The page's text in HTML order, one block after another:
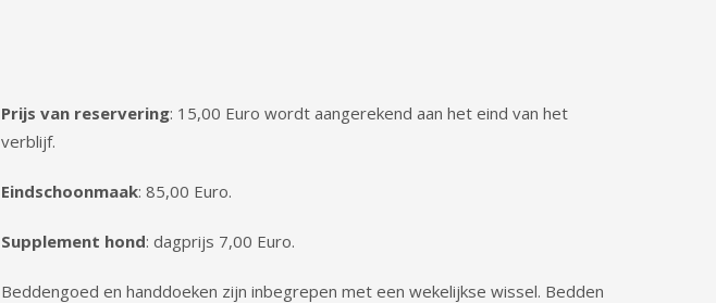
Prijs van reservering: 15,00 Euro wordt aangerekend aan het eind van het
verblijf.
Eindschoonmaak: 85,00 Euro.
Supplement hond: dagprijs 7,00 Euro.
Beddengoed en handdoeken zijn inbegrepen met een wekelijkse wissel. Bedden